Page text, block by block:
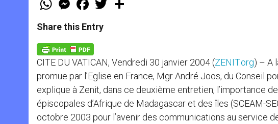
t
s
p
p
e
s
e
g
e
r
a
e
b
k
w
Share this Entry
CITE DU VATICAN, Vendredi 30 janvier 2004 (ZENIT.org) – A
promue par l’Eglise en France, Mgr André Joos, du Conseil
explique à Zenit, dans ce deuxième entretien, l’importance
épiscopales d’Afrique de Madagascar et des îles (SCEAM-
octobre 2003 pour l’avenir des communications au service